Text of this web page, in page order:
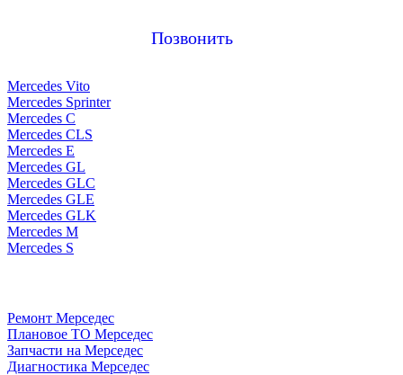
Позвонить
Mercedes Vito
Mercedes Sprinter
Mercedes C
Mercedes CLS
Mercedes E
Mercedes GL
Mercedes GLC
Mercedes GLE
Mercedes GLK
Mercedes M
Mercedes S
Ремонт Мерседес
Плановое ТО Мерседес
Запчасти на Мерседес
Диагностика Мерседес